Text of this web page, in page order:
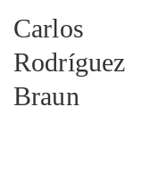
Carlos
Rodríguez
Braun